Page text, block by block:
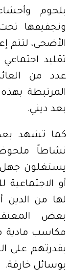
بلحوم
وتجفيفها
الأضحى، لتتم
تقليد
عدد من
المرتبطة
بعد ديني.
كما تشهد
نشاطاً
يستغلون
أو الاجتماعية
لها من الدين
بعض
مكاسب مادية
بقدرتهم على
بوسائل خارقة.